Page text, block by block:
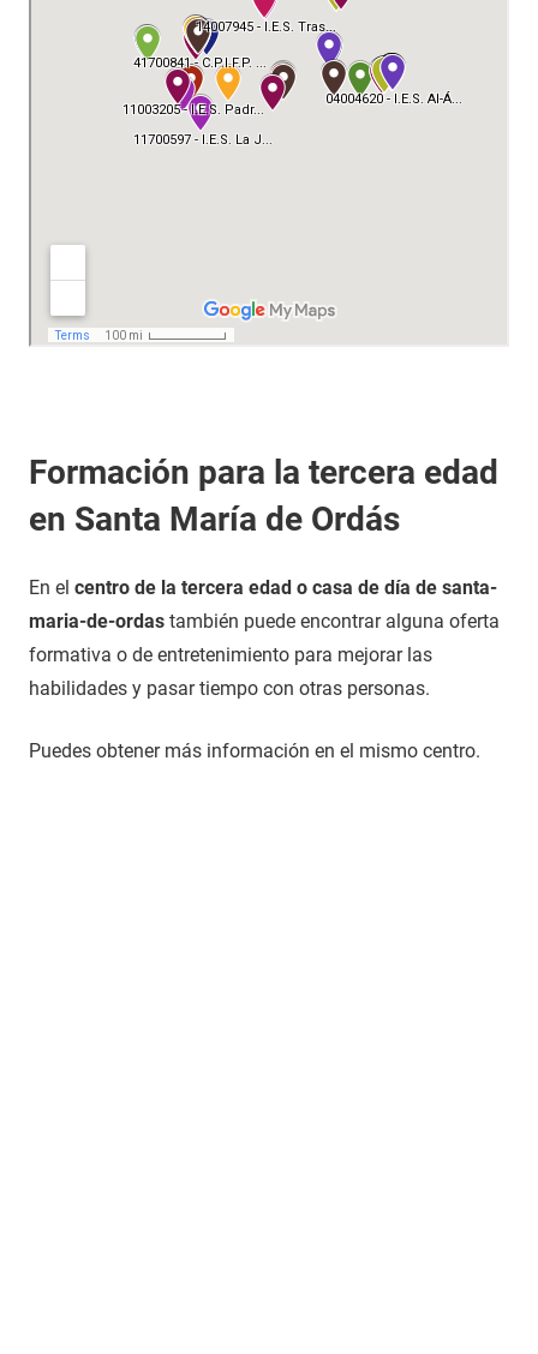
Formación para la tercera edad
en Santa María de Ordás
En el centro de la tercera edad o casa de día de santa-
maria-de-ordas también puede encontrar alguna oferta
formativa o de entretenimiento para mejorar las
habilidades y pasar tiempo con otras personas.
Puedes obtener más información en el mismo centro.